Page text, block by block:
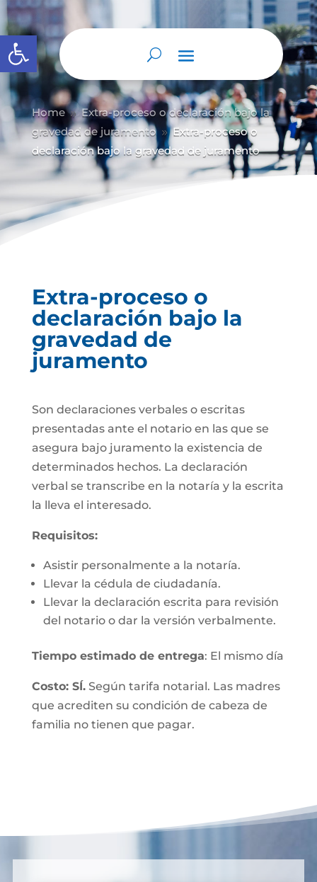
Abrir barra de herramientas
Home 9 Extra-proceso o declaración bajo la
gravedad de juramento 9 Extra-proceso o
declaración bajo la gravedad de juramento
Extra-proceso o
declaración bajo la
gravedad de
juramento
Son declaraciones verbales o escritas
presentadas ante el notario en las que se
asegura bajo juramento la existencia de
determinados hechos. La declaración
verbal se transcribe en la notaría y la escrita
la lleva el interesado.
Requisitos:
Asistir personalmente a la notaría.
Llevar la cédula de ciudadanía.
Llevar la declaración escrita para revisión
del notario o dar la versión verbalmente.
Tiempo estimado de entrega: El mismo día
Costo: SÍ.Según tarifa notarial. Las madres
que acrediten su condición de cabeza de
familia no tienen que pagar.